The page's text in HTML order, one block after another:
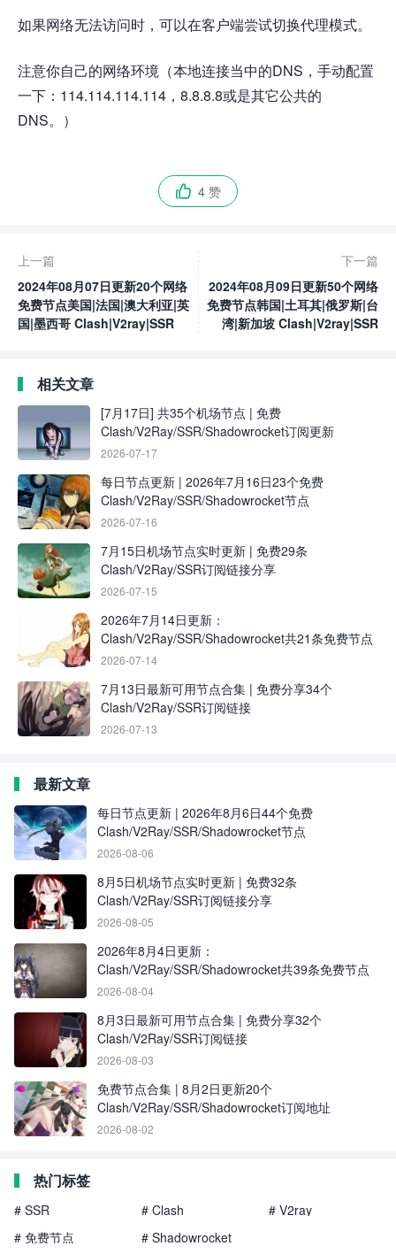
如果网络无法访问时，可以在客户端尝试切换代理模式。
注意你自己的网络环境（本地连接当中的DNS，手动配置
一下：114.114.114.114，8.8.8.8或是其它公共的
DNS。）
 4 赞
上一篇
2024年08月07日更新20个网络
免费节点美国|法国|澳大利亚|英
国|墨西哥 Clash|V2ray|SSR
下一篇
2024年08月09日更新50个网络
免费节点韩国|土耳其|俄罗斯|台
湾|新加坡 Clash|V2ray|SSR
相关文章
[7月17日] 共35个机场节点 | 免费
Clash/V2Ray/SSR/Shadowrocket订阅更新
2026-07-17
每日节点更新 | 2026年7月16日23个免费
Clash/V2Ray/SSR/Shadowrocket节点
2026-07-16
7月15日机场节点实时更新 | 免费29条
Clash/V2Ray/SSR订阅链接分享
2026-07-15
2026年7月14日更新：
Clash/V2Ray/SSR/Shadowrocket共21条免费节点
2026-07-14
7月13日最新可用节点合集 | 免费分享34个
Clash/V2Ray/SSR订阅链接
2026-07-13
最新文章
每日节点更新 | 2026年8月6日44个免费
Clash/V2Ray/SSR/Shadowrocket节点
2026-08-06
8月5日机场节点实时更新 | 免费32条
Clash/V2Ray/SSR订阅链接分享
2026-08-05
2026年8月4日更新：
Clash/V2Ray/SSR/Shadowrocket共39条免费节点
2026-08-04
8月3日最新可用节点合集 | 免费分享32个
Clash/V2Ray/SSR订阅链接
2026-08-03
免费节点合集 | 8月2日更新20个
Clash/V2Ray/SSR/Shadowrocket订阅地址
2026-08-02
热门标签
# SSR # Clash
# V2ray
# 免费节点
# Shadowrocket